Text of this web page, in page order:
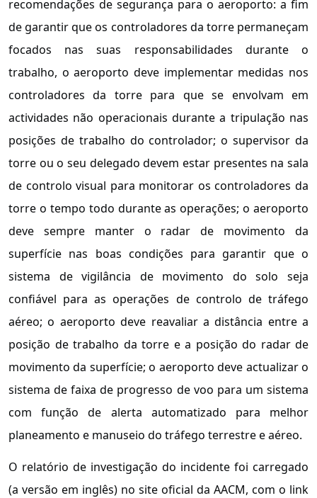
recomendações de segurança para o aeroporto: a fim
de garantir que os controladores da torre permaneçam
focados nas suas responsabilidades durante o
trabalho, o aeroporto deve implementar medidas nos
controladores da torre para que se envolvam em
actividades não operacionais durante a tripulação nas
posições de trabalho do controlador; o supervisor da
torre ou o seu delegado devem estar presentes na sala
de controlo visual para monitorar os controladores da
torre o tempo todo durante as operações; o aeroporto
deve sempre manter o radar de movimento da
superfície nas boas condições para garantir que o
sistema de vigilância de movimento do solo seja
confiável para as operações de controlo de tráfego
aéreo; o aeroporto deve reavaliar a distância entre a
posição de trabalho da torre e a posição do radar de
movimento da superfície; o aeroporto deve actualizar o
sistema de faixa de progresso de voo para um sistema
com função de alerta automatizado para melhor
planeamento e manuseio do tráfego terrestre e aéreo.
O relatório de investigação do incidente foi carregado
(a versão em inglês) no site oficial da AACM, com o link